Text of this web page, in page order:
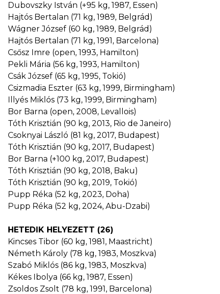
Dubovszky István (+95 kg, 1987, Essen)
Hajtós Bertalan (71 kg, 1989, Belgrád)
Wágner József (60 kg, 1989, Belgrád)
Hajtós Bertalan (71 kg, 1991, Barcelona)
Csősz Imre (open, 1993, Hamilton)
Pekli Mária (56 kg, 1993, Hamilton)
Csák József (65 kg, 1995, Tokió)
Csizmadia Eszter (63 kg, 1999, Birmingham)
Illyés Miklós (73 kg, 1999, Birmingham)
Bor Barna (open, 2008, Levallois)
Tóth Krisztián (90 kg, 2013, Rio de Janeiro)
Csoknyai László (81 kg, 2017, Budapest)
Tóth Krisztián (90 kg, 2017, Budapest)
Bor Barna (+100 kg, 2017, Budapest)
Tóth Krisztián (90 kg, 2018, Baku)
Tóth Krisztián (90 kg, 2019, Tokió)
Pupp Réka (52 kg, 2023, Doha)
Pupp Réka (52 kg, 2024, Abu-Dzabi)
HETEDIK HELYEZETT (26)
Kincses Tibor (60 kg, 1981, Maastricht)
Németh Károly (78 kg, 1983, Moszkva)
Szabó Miklós (86 kg, 1983, Moszkva)
Kékes Ibolya (66 kg, 1987, Essen)
Zsoldos Zsolt (78 kg, 1991, Barcelona)